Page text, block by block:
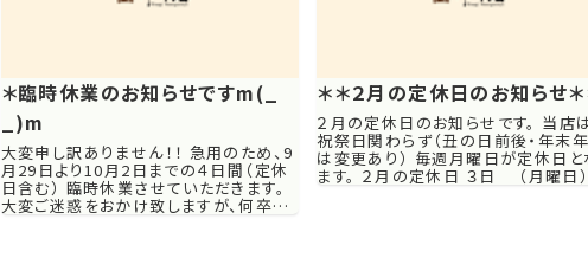
＊臨時休業のお知らせですm(_
_)m
大変申し訳ありません！！ 急用のため、9
月29日より10月2日までの４日間（定休
日含む） 臨時休業させていただきます。
大変ご迷惑をおかけ致しますが、何卒ご
＊＊２月の定休日のお知らせ＊
２月の定休日のお知らせです。 当店は
祝祭日関わらず（丑の日前後・年末
は変更あり） 毎週月曜日が定休日と
ます。 ２月の定休日 ３日 （月曜日